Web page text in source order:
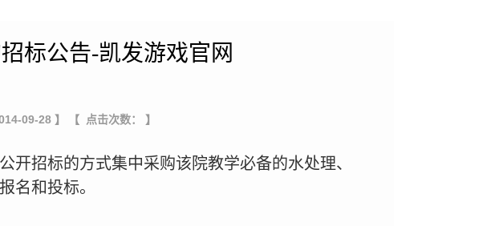
标公告-凯发游戏官网
09-28 】 【 点击次数： 】
招标的方式集中采购该院教学必备的水处理、
名和投标。